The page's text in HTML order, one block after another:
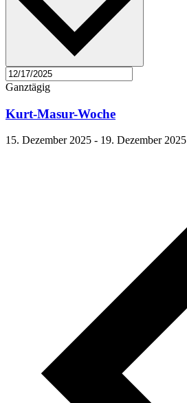
Ganztägig
Kurt-Masur-Woche
15. Dezember 2025 - 19. Dezember 2025